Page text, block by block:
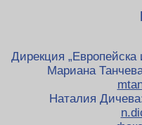
Дирекция „Европейска
Мариана
Наталия